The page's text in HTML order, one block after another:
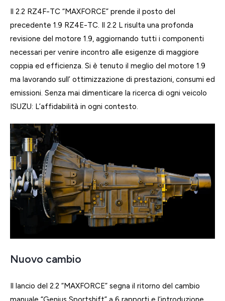
Il 2.2 RZ4F-TC “MAXFORCE” prende il posto del
precedente 1.9 RZ4E-TC. Il 2.2 L risulta una profonda
revisione del motore 1.9, aggiornando tutti i componenti
necessari per venire incontro alle esigenze di maggiore
coppia ed efficienza. Si è tenuto il meglio del motore 1.9
ma lavorando sull’ ottimizzazione di prestazioni, consumi ed
emissioni. Senza mai dimenticare la ricerca di ogni veicolo
ISUZU: L’affidabilità in ogni contesto.
Nuovo cambio
Il lancio del 2.2 “MAXFORCE” segna il ritorno del cambio